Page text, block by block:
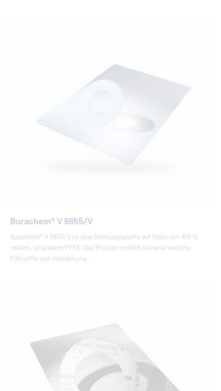
Burachem® V 9655/V
Burachem® V 9655/V ist eine Dichtungsplatte auf Basis von 100 %
reinem, virginalem PTFE. Das Produkt enthält keinerlei weitere
Füllstoffe und Verstärkung.